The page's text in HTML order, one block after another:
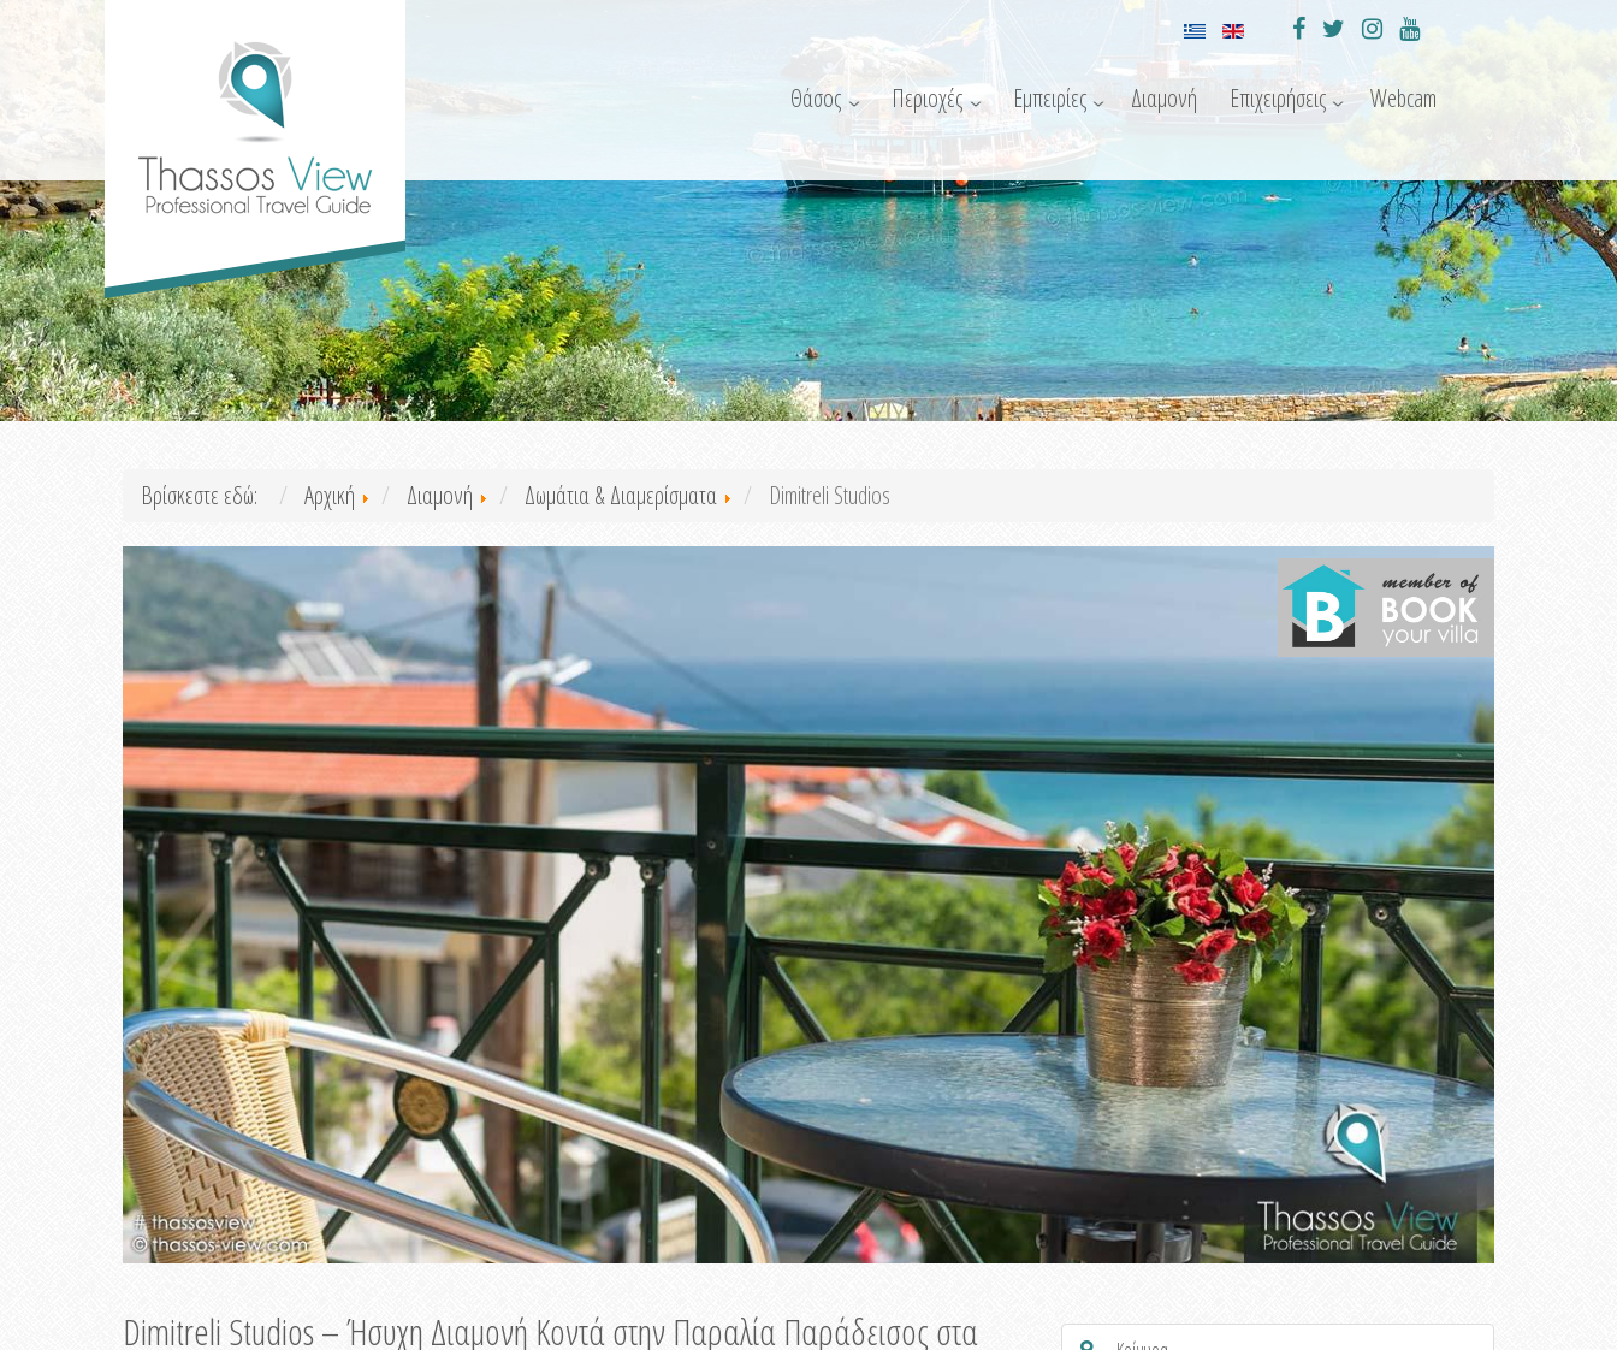
Θάσος Περιοχές Εμπειρίες Διαμονή Επιχειρήσεις Webcam
Βρίσκεστε εδώ: Αρχική Διαμονή Δωμάτια & Διαμερίσματα Dimitreli Studios
Dimitreli Studios – Ήσυχη Διαμονή Κοντά στην Παραλία Παράδεισος στα